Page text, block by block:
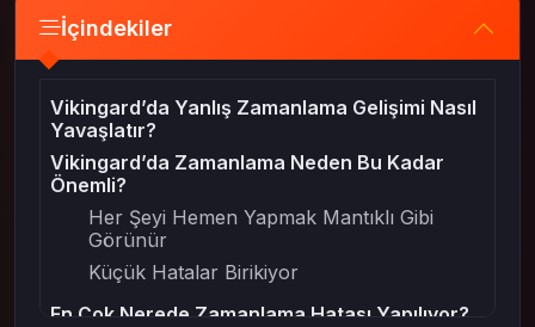
İçindekiler
Vikingard’da Yanlış Zamanlama Gelişimi Nasıl
Yavaşlatır?
Vikingard’da Zamanlama Neden Bu Kadar
Önemli?
Her Şeyi Hemen Yapmak Mantıklı Gibi
Görünür
Küçük Hatalar Birikiyor
En Çok Nerede Zamanlama Hatası Yapılıyor?